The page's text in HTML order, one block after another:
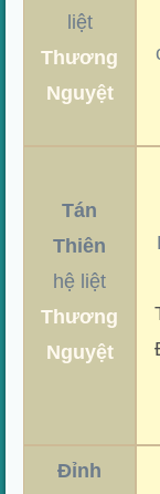
liệt
Thương
Nguyệt
Tán
Thiên
hệ liệt
Thương
Nguyệt
Đỉnh